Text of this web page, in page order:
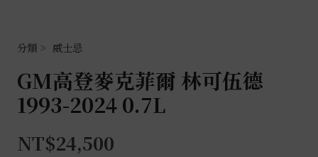
威士忌
GM高登麥克菲爾 林可伍德
1993-2024 0.7L
NT$24,500